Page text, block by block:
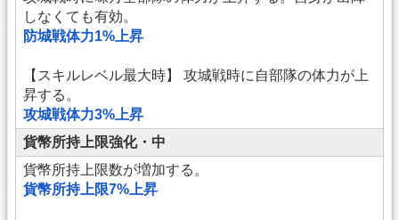
しなくても有効。
防城戦体力1%上昇
【スキルレベル最大時】 攻城戦時に自部隊の体力が上
昇する。
攻城戦体力3%上昇
貨幣所持上限強化・中
貨幣所持上限数が増加する。
貨幣所持上限7%上昇